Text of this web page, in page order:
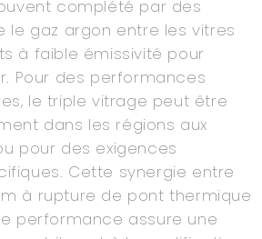
complété par des
le gaz argon entre les vitres
à faible émissivité pour
Pour des performances
le triple vitrage peut être
dans les régions aux
pour des exigences
Cette synergie entre
à rupture de pont thermique
performance assure une